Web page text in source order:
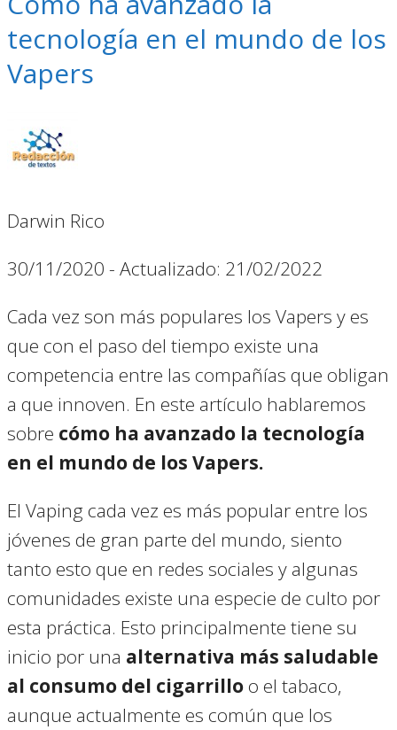
tecnología en el mundo de los
Vapers
Darwin Rico
30/11/2020 - Actualizado: 21/02/2022
Cada vez son más populares los Vapers y es
que con el paso del tiempo existe una
competencia entre las compañías que obligan
a que innoven. En este artículo hablaremos
sobre cómo ha avanzado la tecnología
en el mundo de los Vapers.
El Vaping cada vez es más popular entre los
jóvenes de gran parte del mundo, siento
tanto esto que en redes sociales y algunas
comunidades existe una especie de culto por
esta práctica. Esto principalmente tiene su
inicio por una alternativa más saludable
al consumo del cigarrilloo el tabaco,
aunque actualmente es común que los